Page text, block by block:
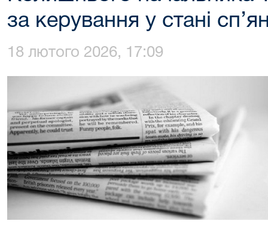
за керування у стані
18 лютого 2026, 17:09